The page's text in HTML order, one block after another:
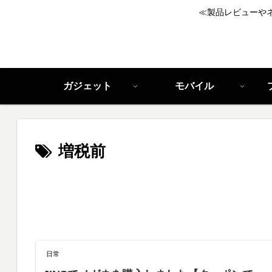
≪製品レビューや
ガジェット モバイル
増税前
日常